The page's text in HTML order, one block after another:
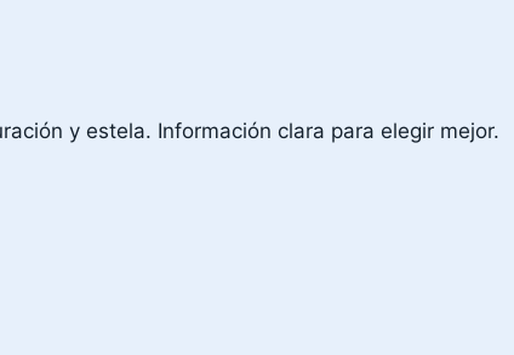
y estela. Información clara para elegir mejor.